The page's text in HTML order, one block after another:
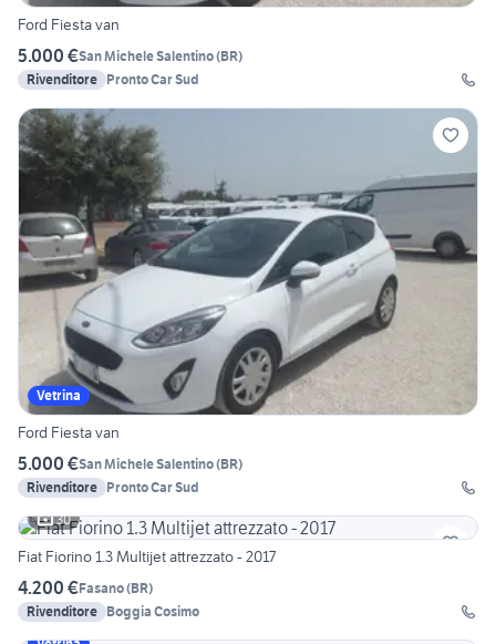
Ford Fiesta van
5.000 €San Michele Salentino(BR)
Rivenditore Pronto Car Sud
Vetrina
Ford Fiesta van
5.000 €San Michele Salentino(BR)
Rivenditore Pronto Car Sud
30
Fiat Fiorino 1.3 Multijet attrezzato - 2017
4.200 €Fasano(BR)
Rivenditore Boggia Cosimo